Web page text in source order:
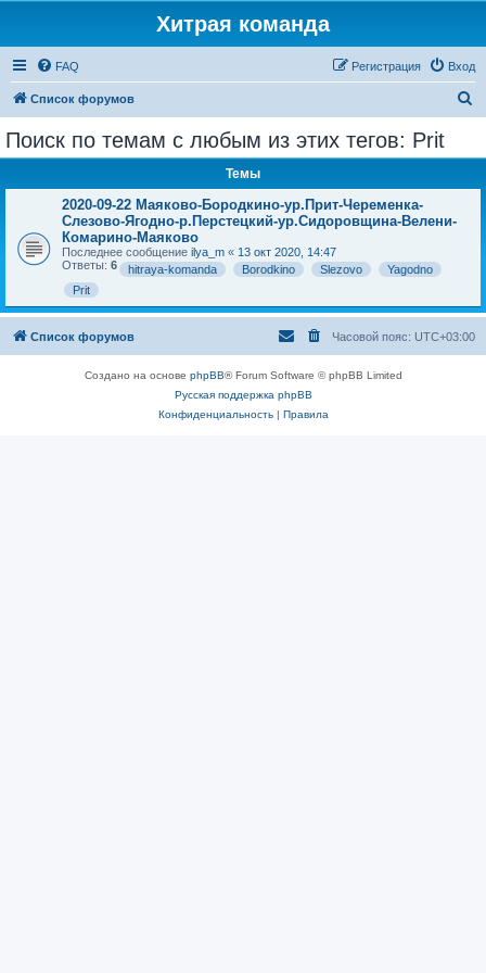
Хитрая команда
FAQ Вход
Регистрация
Список форумов
Поиск по темам с любым из этих тегов: Prit
Темы
2020-09-22 Маяково-Бородкино-ур.Прит-Череменка-
Слезово-Ягодно-р.Перстецкий-ур.Сидоровщина-Велени-
Комарино-Маяково
Последнее сообщение ilya_m « 13 окт 2020, 14:47
Ответы: 6 hitraya-komanda Borodkino Slezovo
Yagodno
Prit
Список форумов Часовой пояс: UTC+03:00
Создано на основе phpBB® Forum Software © phpBB Limited
Русская поддержка phpBB
Конфиденциальность| Правила